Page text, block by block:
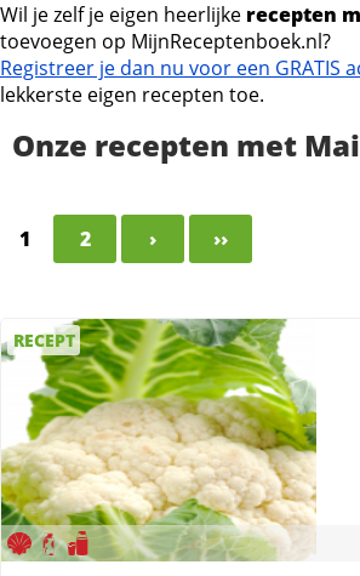
Wil je zelf je eigen heerlijke recepten
toevoegen op MijnReceptenboek.nl?
Registreer je dan nu voor een GRATIS
lekkerste eigen recepten toe.
Onze recepten met
1 2 › ››
RECEPT